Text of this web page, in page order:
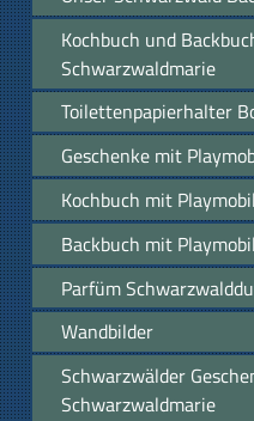
Kochbuch und
Schwarzwaldmarie
Toilettenpapierhalter
Geschenke mit
Kochbuch mit
Backbuch mit
Parfüm
Wandbilder
Schwarzwälder
Schwarzwaldmarie